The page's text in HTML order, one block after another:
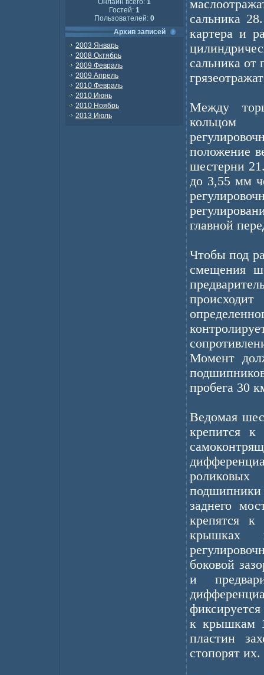
Онлайн всего: 1
Гостей: 1
Пользователей: 0
Архив записей
2003 Январь
2008 Октябрь
2009 Февраль
2009 Апрель
2010 Февраль
2010 Июнь
2010 Ноябрь
2013 Июль
сальника
картера и
сальника от
Между
кольцом
положение
шестерни
до 3,55 мм
главной
Чтобы под
смещения
Момент
пробега 30
Ведомая
крепится к
подшипники
заднего
крепятся
крышках
боковой
и
к крышкам
пластин
стопорят их.